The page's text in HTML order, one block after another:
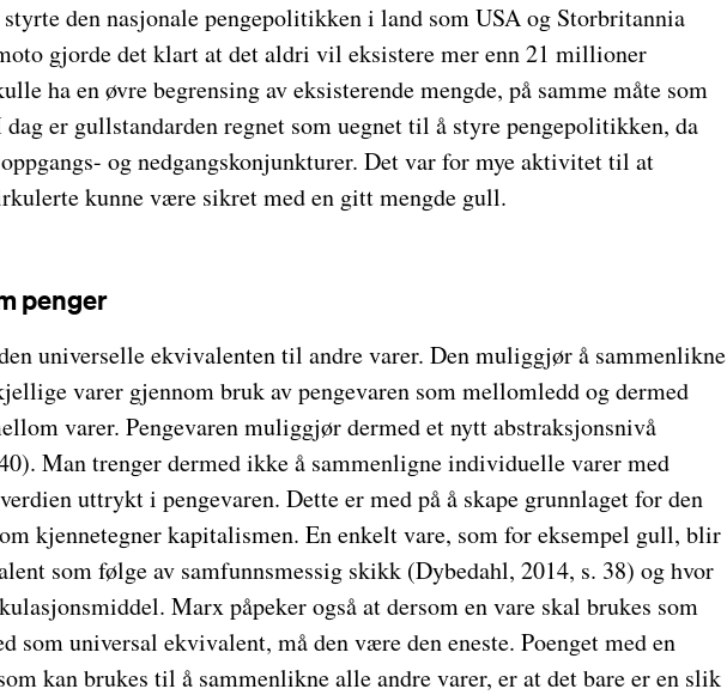
den nasjonale pengepolitikken i land som USA og Storbritannia
gjorde det klart at det aldri vil eksistere mer enn 21 millioner
ha en øvre begrensing av eksisterende mengde, på samme måte som
er gullstandarden regnet som uegnet til å styre pengepolitikken, da
og nedgangskonjunkturer. Det var for mye aktivitet til at
kunne være sikret med en gitt mengde gull.
penger
universelle ekvivalenten til andre varer. Den muliggjør å sammenlikne
varer gjennom bruk av pengevaren som mellomledd og dermed
varer. Pengevaren muliggjør dermed et nytt abstraksjonsnivå
Man trenger dermed ikke å sammenligne individuelle varer med
uttrykt i pengevaren. Dette er med på å skape grunnlaget for den
kjennetegner kapitalismen. En enkelt vare, som for eksempel gull, blir
som følge av samfunnsmessig skikk (Dybedahl, 2014, s. 38) og hvor
Marx påpeker også at dersom en vare skal brukes som
som universal ekvivalent, må den være den eneste. Poenget med en
kan brukes til å sammenlikne alle andre varer, er at det bare er en slik